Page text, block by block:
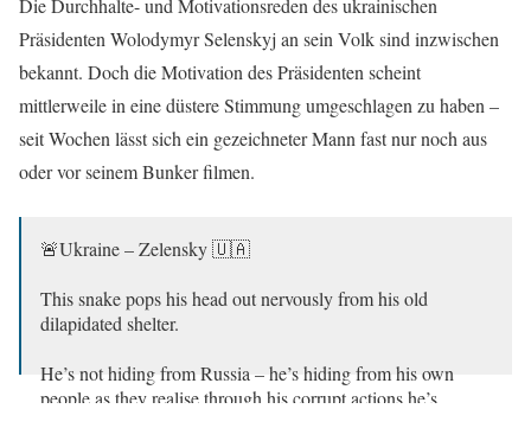
Die Durchhalte- und Motivationsreden des ukrainischen
Präsidenten Wolodymyr Selenskyj an sein Volk sind inzwischen
bekannt. Doch die Motivation des Präsidenten scheint
mittlerweile in eine düstere Stimmung umgeschlagen zu haben –
seit Wochen lässt sich ein gezeichneter Mann fast nur noch aus
oder vor seinem Bunker filmen.
🚨Ukraine – Zelensky 🇺🇦
This snake pops his head out nervously from his old
dilapidated shelter.
He’s not hiding from Russia – he’s hiding from his own
people as they realise through his corrupt actions he’s